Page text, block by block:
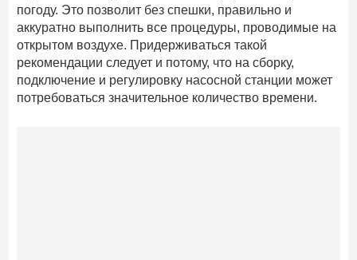
погоду. Это позволит без спешки, правильно и
аккуратно выполнить все процедуры, проводимые на
открытом воздухе. Придерживаться такой
рекомендации следует и потому, что на сборку,
подключение и регулировку насосной станции может
потребоваться значительное количество времени.